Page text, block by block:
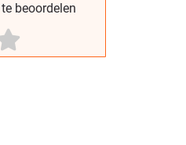
beoordelen